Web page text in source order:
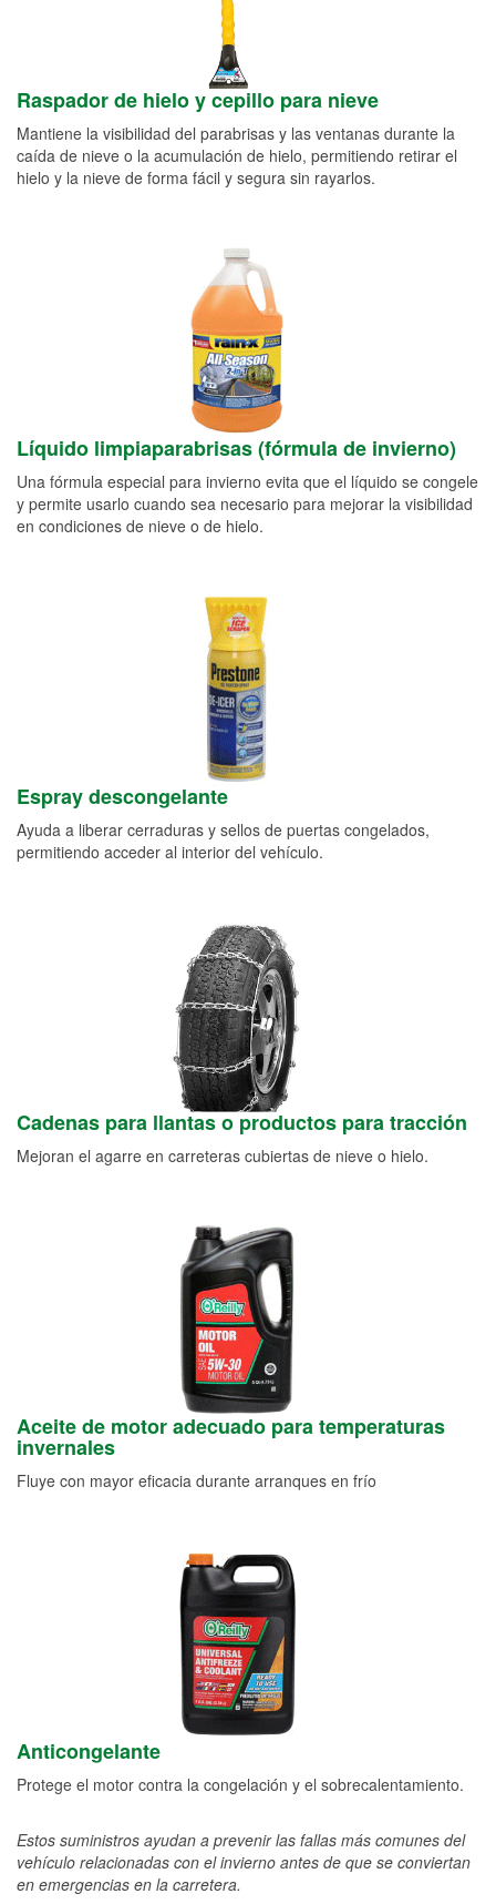
Raspador de hielo y cepillo para nieve
Mantiene la visibilidad del parabrisas y las ventanas durante la
caída de nieve o la acumulación de hielo, permitiendo retirar el
hielo y la nieve de forma fácil y segura sin rayarlos.
Líquido limpiaparabrisas (fórmula de invierno)
Una fórmula especial para invierno evita que el líquido se congele
y permite usarlo cuando sea necesario para mejorar la visibilidad
en condiciones de nieve o de hielo.
Espray descongelante
Ayuda a liberar cerraduras y sellos de puertas congelados,
permitiendo acceder al interior del vehículo.
Cadenas para llantas o productos para tracción
Mejoran el agarre en carreteras cubiertas de nieve o hielo.
Aceite de motor adecuado para temperaturas
invernales
Fluye con mayor eficacia durante arranques en frío
Anticongelante
Protege el motor contra la congelación y el sobrecalentamiento.
Estos suministros ayudan a prevenir las fallas más comunes del
vehículo relacionadas con el invierno antes de que se conviertan
en emergencias en la carretera.